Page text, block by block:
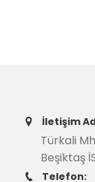
İletişim
Türkali
Beşiktaş
Telefon: